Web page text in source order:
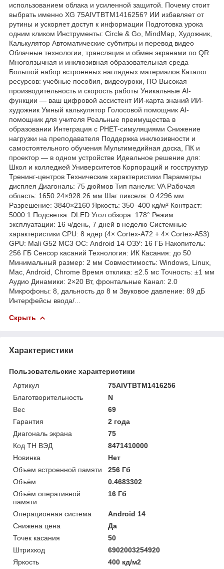
использованием облака и усиленной защитой. Почему стоит
выбрать именно XG 75AIVTBTM1416256? ИИ избавляет от
рутины и ускоряет доступ к информации Подготовка урока
одним кликом Инструменты: Circle & Go, MindMap, Художник,
Калькулятор Автоматические субтитры и перевод видео
Облачные технологии, трансляция и обмен экранами по QR
Многоязычная и инклюзивная образовательная среда
Большой набор встроенных наглядных материалов Каталог
ресурсов: учебные пособия, видеоуроки, ПО Высокая
производительность и скорость работы Уникальные AI-
функции — ваш цифровой ассистент ИИ-карта знаний ИИ-
художник Умный калькулятор Голосовой помощник AI-
помощник для учителя Реальные преимущества в
образовании Интеграция с PHET-симуляциями Снижение
нагрузки на преподавателя Поддержка инклюзивности и
самостоятельного обучения Мультимедийная доска, ПК и
проектор — в одном устройстве Идеальное решение для:
Школ и колледжей Университетов Корпораций и госструктур
Тренинг-центров Технические характеристики Параметры
дисплея Диагональ: 75 дюймов Тип панели: VA Рабочая
область: 1650.24×928.26 мм Шаг пикселя: 0.4296 мм
Разрешение: 3840×2160 Яркость: 350–400 кд/м² Контраст:
5000:1 Подсветка: DLED Угол обзора: 178° Режим
эксплуатации: 16 ч/день, 7 дней в неделю Системные
характеристики CPU: 8 ядер (4× Cortex-A72 + 4× Cortex-A53)
GPU: Mali G52 MC3 ОС: Android 14 ОЗУ: 16 ГБ Накопитель:
256 ГБ Сенсор касаний Технология: ИК Касания: до 50
Минимальный размер: 2 мм Совместимость: Windows, Linux,
Mac, Android, Chrome Время отклика: ≤2.5 мс Точность: ±1 мм
Аудио Динамики: 2×20 Вт, фронтальные Канал: 2.0
Микрофоны: 8, дальность до 8 м Звуковое давление: 89 дБ
Интерфейсы ввода/...
Скрыть
Характеристики
Пользовательские характеристики
Артикул
75AIVTBTM1416256
Благотворительность
N
Вес
69
Гарантия
2 года
Диагональ экрана
75
Код ТН ВЭД
8471410000
Новинка
Нет
Объем встроенной памяти
256 Гб
Объём
0.4683302
Объём оперативной
памяти
16 Гб
Операционная система
Android 14
Снижена цена
Да
Точек касания
50
Штрихкод
6902003254920
Яркость
400 кд/м2